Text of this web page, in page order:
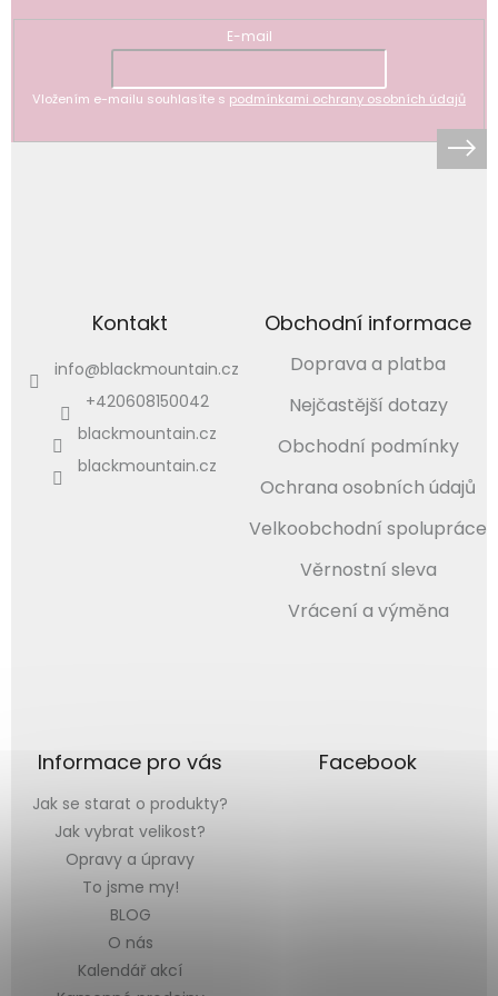
E-mail
Vložením e-mailu souhlasíte s podmínkami ochrany osobních údajů
Kontakt
info@blackmountain.cz
+420608150042
blackmountain.cz
blackmountain.cz
Obchodní informace
Doprava a platba
Nejčastější dotazy
Obchodní podmínky
Ochrana osobních údajů
Velkoobchodní spolupráce
Věrnostní sleva
Vrácení a výměna
Informace pro vás
Jak se starat o produkty?
Jak vybrat velikost?
Opravy a úpravy
To jsme my!
BLOG
O nás
Kalendář akcí
Facebook